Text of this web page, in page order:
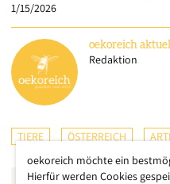
1/15/2026
oekoreich
Redaktion
TIERE ÖSTERREICH
oekoreich möchte ein
Hierfür werden Cookies